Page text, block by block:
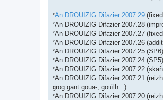
*An DROUIZIG Difazier 2007.29
*An DROUIZIG Difazier 2007.28
*An DROUIZIG Difazier 2007.27
*An DROUIZIG Difazier 2007.26
*An DROUIZIG Difazier 2007.25
*An DROUIZIG Difazier 2007.24
*An DROUIZIG Difazier 2007.22
*An DROUIZIG Difazier 2007.21
grog gant goua-, gouïlh...).
*An DROUIZIG Difazier 2007.20